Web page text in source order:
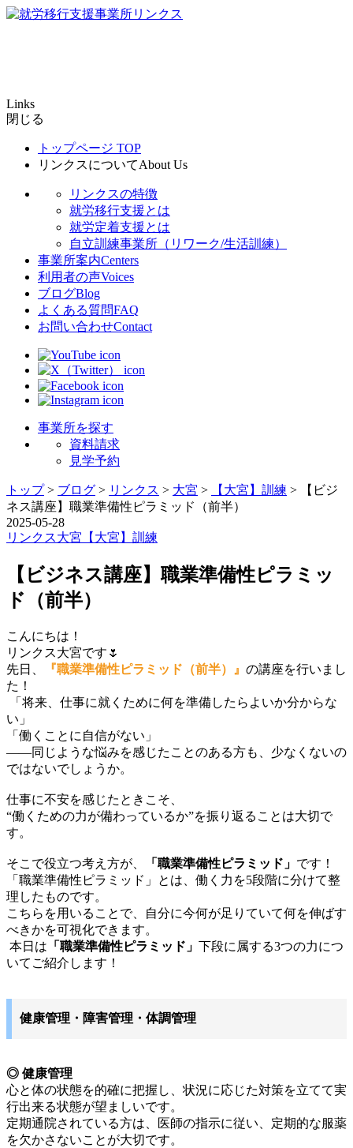
Links
閉じる
トップページ TOP
リンクスについてAbout Us
リンクスの特徴
就労移行支援とは
就労定着支援とは
自立訓練事業所（リワーク/生活訓練）
事業所案内Centers
利用者の声Voices
ブログBlog
よくある質問FAQ
お問い合わせContact
事業所を探す
資料請求
見学予約
トップ> ブログ > リンクス > 大宮 > 【大宮】訓練 >
【ビジ
ネス講座】職業準備性ピラミッド（前半）
2025-05-28
リンクス大宮 【大宮】訓練
【ビジネス講座】職業準備性ピラミッ
ド（前半）
こんにちは！
リンクス大宮です🌷
先日、
『職業準備性ピラミッド（前半）』 の講座を行いまし
た！
「将来、仕事に就くために何を準備したらよいか分からな
い」
「働くことに自信がない」
――同じような悩みを感じたことのある方も、少なくないの
ではないでしょうか。
仕事に不安を感じたときこそ、
“働くための力が備わっているか”を振り返ることは大切で
す。
そこで役立つ考え方が、 「職業準備性ピラミッド」 です！
「職業準備性ピラミッド」とは、働く力を5段階に分けて整
理したものです。
こちらを用いることで、自分に今何が足りていて何を伸ばす
べきかを可視化できます。
本日は 「職業準備性ピラミッド」 下段に属する3つの力につ
いてご紹介します！
健康管理・障害管理・体調管理
◎ 健康管理
心と体の状態を的確に把握し、状況に応じた対策を立てて実
行出来る状態が望ましいです。
定期通院されている方は、医師の指示に従い、定期的な服薬
を欠かさないことが大切です。